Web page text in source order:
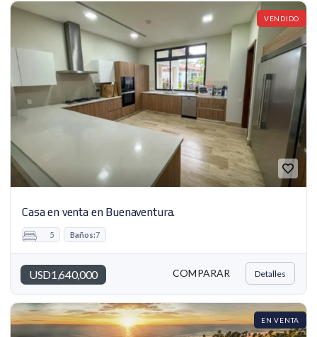
VENDIDO
Casa en venta en Buenaventura.
USD1,640,000
5 Baños:7
COMPARAR Detalles
EN VENTA